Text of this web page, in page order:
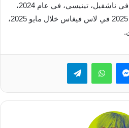
الأفكار. أقيم الحدث الرئيسي في ناشفيل، تينيسي، في عام 2024،
وتم الإعلان عن إقامة بيتكوين 2025 في لاس فيغاس خلال مايو 2025،
ماسنجرواتساب تيلقرام